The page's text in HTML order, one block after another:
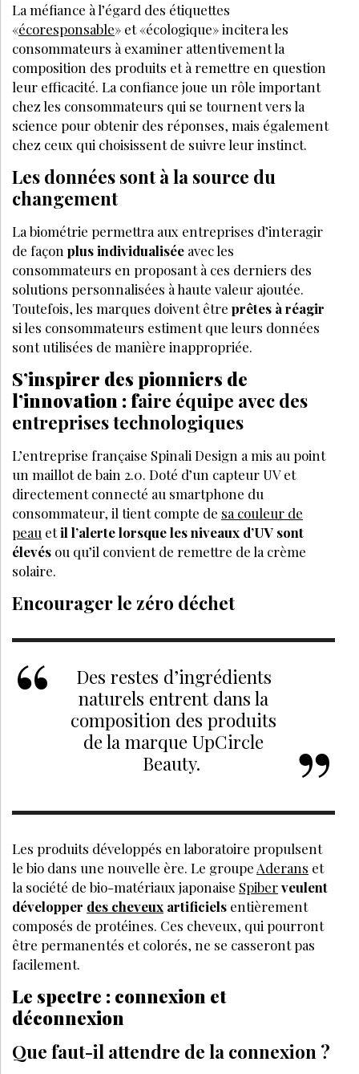
La méfiance à l’égard des étiquettes
«écoresponsable» et «écologique» incitera les
consommateurs à examiner attentivement la
composition des produits et à remettre en question
leur efficacité. La confiance joue un rôle important
chez les consommateurs qui se tournent vers la
science pour obtenir des réponses, mais également
chez ceux qui choisissent de suivre leur instinct.
Les données sont à la source du
changement
La biométrie permettra aux entreprises d’interagir
de façon plus individualisée avec les
consommateurs en proposant à ces derniers des
solutions personnalisées à haute valeur ajoutée.
Toutefois, les marques doivent être prêtes à réagir
si les consommateurs estiment que leurs données
sont utilisées de manière inappropriée.
S’inspirer des pionniers de
l’innovation : faire équipe avec des
entreprises technologiques
L’entreprise française Spinali Design a mis au point
un maillot de bain 2.0. Doté d’un capteur UV et
directement connecté au smartphone du
consommateur, il tient compte de sa couleur de
peau etil l’alerte lorsque les niveaux d’UV sont
élevés ou qu’il convient de remettre de la crème
solaire.
Encourager le zéro déchet
Des restes d’ingrédients
naturels entrent dans la
composition des produits
de la marque UpCircle
Beauty.
Les produits développés en laboratoire propulsent
le bio dans une nouvelle ère. Le groupe Aderans et
la société de bio-matériaux japonaise Spiberveulent
développer des cheveux artificiels entièrement
composés de protéines. Ces cheveux, qui pourront
être permanentés et colorés, ne se casseront pas
facilement.
Le spectre : connexion et
déconnexion
Que faut-il attendre de la connexion ?